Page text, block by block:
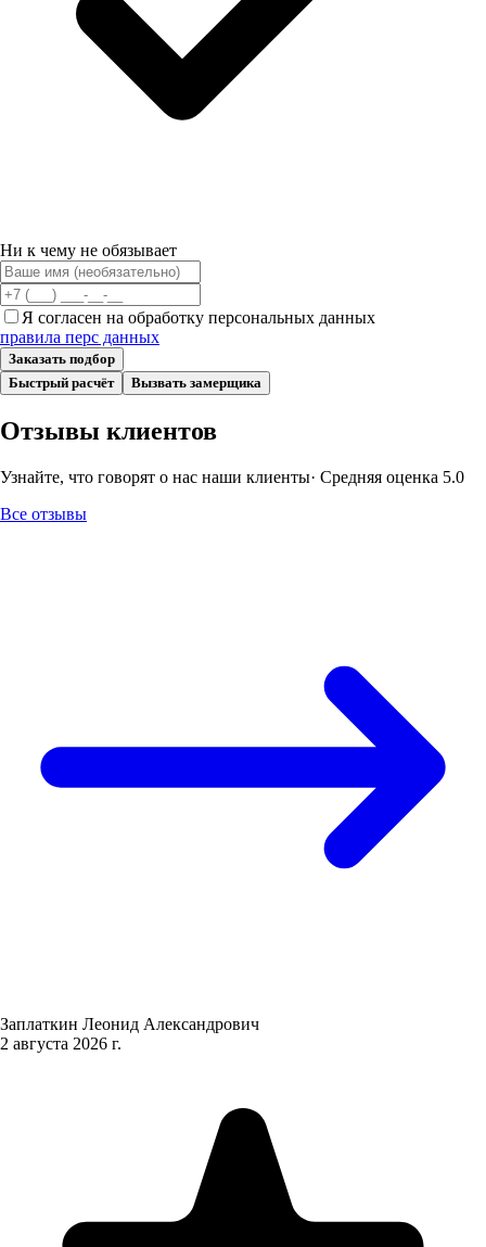
Ни к чему не обязывает
Я согласен на обработку персональных данных
правила перс данных
Заказать подбор
Быстрый расчёт
Вызвать замерщика
Отзывы клиентов
Узнайте, что говорят о нас наши клиенты· Средняя оценка 5.0
Все отзывы
Заплаткин Леонид Александрович
2 августа 2026 г.